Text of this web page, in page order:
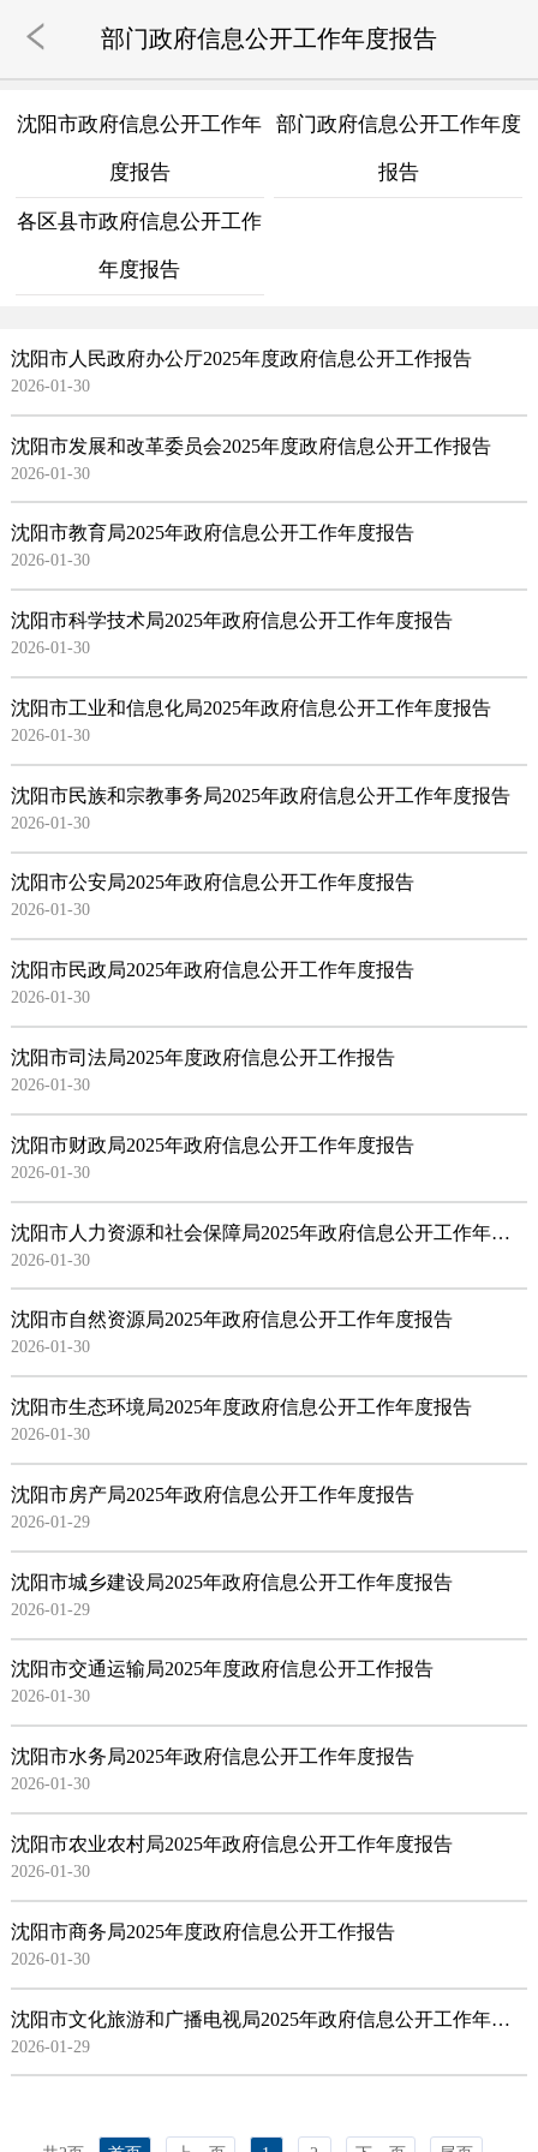
部门政府信息公开工作年度报告
沈阳市政府信息公开工作年
度报告
部门政府信息公开工作年度
报告
各区县市政府信息公开工作
年度报告
沈阳市人民政府办公厅2025年度政府信息公开工作报告
2026-01-30
沈阳市发展和改革委员会2025年度政府信息公开工作报告
2026-01-30
沈阳市教育局2025年政府信息公开工作年度报告
2026-01-30
沈阳市科学技术局2025年政府信息公开工作年度报告
2026-01-30
沈阳市工业和信息化局2025年政府信息公开工作年度报告
2026-01-30
沈阳市民族和宗教事务局2025年政府信息公开工作年度报告
2026-01-30
沈阳市公安局2025年政府信息公开工作年度报告
2026-01-30
沈阳市民政局2025年政府信息公开工作年度报告
2026-01-30
沈阳市司法局2025年度政府信息公开工作报告
2026-01-30
沈阳市财政局2025年政府信息公开工作年度报告
2026-01-30
沈阳市人力资源和社会保障局2025年政府信息公开工作年度报告
2026-01-30
沈阳市自然资源局2025年政府信息公开工作年度报告
2026-01-30
沈阳市生态环境局2025年度政府信息公开工作年度报告
2026-01-30
沈阳市房产局2025年政府信息公开工作年度报告
2026-01-29
沈阳市城乡建设局2025年政府信息公开工作年度报告
2026-01-29
沈阳市交通运输局2025年度政府信息公开工作报告
2026-01-30
沈阳市水务局2025年政府信息​公开工作年度报告
2026-01-30
沈阳市农业农村局2025年政府信息公开工作年度报告
2026-01-30
沈阳市商务局2025年度政府信息公开工作报告
2026-01-30
沈阳市文化旅游和广播电视局2025年政府信息公开工作年度报告
2026-01-29